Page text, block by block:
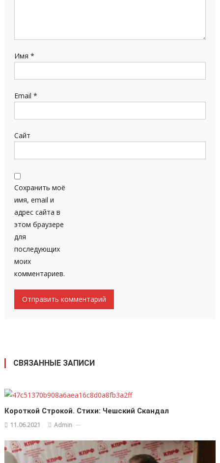
Имя *
Email *
Сайт
Сохранить моё
имя, email и
адрес сайта в
этом браузере
для
последующих
моих
комментариев.
СВЯЗАННЫЕ ЗАПИСИ
Короткой Строкой. Стихи: Чешский Скандал
11.06.2021 Admin